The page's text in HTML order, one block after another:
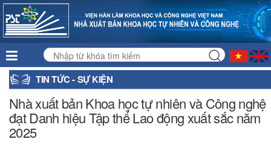
TIN TỨC - SỰ KIỆN
Nhà xuất bản Khoa học tự nhiên và Công nghệ
đạt Danh hiệu Tập thể Lao động xuất sắc năm
2025